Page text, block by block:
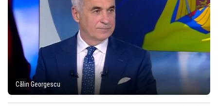
Călin Georgescu